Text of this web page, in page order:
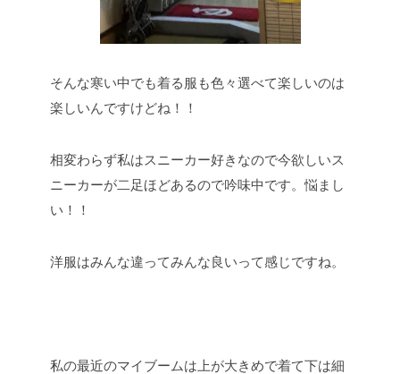
そんな寒い中でも着る服も色々選べて楽しいのは
楽しいんですけどね！！
相変わらず私はスニーカー好きなので今欲しいス
ニーカーが二足ほどあるので吟味中です。悩まし
い！！
洋服はみんな違ってみんな良いって感じですね。
私の最近のマイブームは上が大きめで着て下は細